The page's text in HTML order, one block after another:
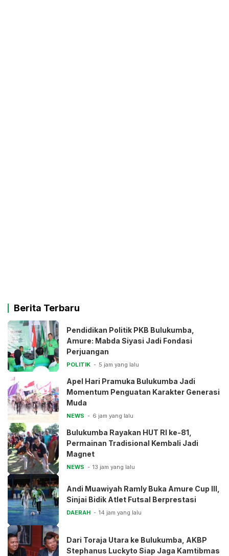
Berita Terbaru
Pendidikan Politik PKB Bulukumba,
Amure: Mabda Siyasi Jadi Fondasi
Perjuangan
POLITIK 5 jam yang lalu
Apel Hari Pramuka Bulukumba Jadi
Momentum Penguatan Karakter Generasi
Muda
NEWS 6 jam yang lalu
Bulukumba Rayakan HUT RI ke-81,
Permainan Tradisional Kembali Jadi
Magnet
NEWS 13 jam yang lalu
Andi Muawiyah Ramly Buka Amure Cup III,
Sinjai Bidik Atlet Futsal Berprestasi
DAERAH 14 jam yang lalu
Dari Toraja Utara ke Bulukumba, AKBP
Stephanus Luckyto Siap Jaga Kamtibmas